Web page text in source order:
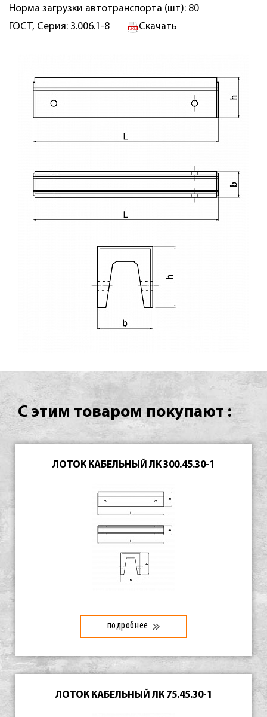
Норма загрузки автотранспорта (шт): 80
ГОСТ, Серия: 3.006.1-8 Скачать
С этим товаром покупают :
ЛОТОК КАБЕЛЬНЫЙ ЛК 300.45.30-1
подробнее
ЛОТОК КАБЕЛЬНЫЙ ЛК 75.45.30-1